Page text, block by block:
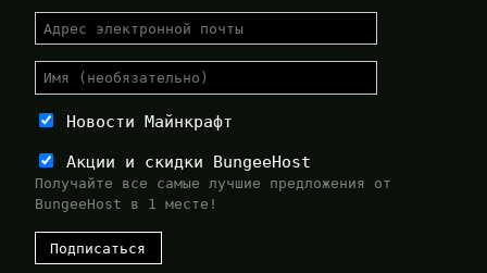
Новости Майнкрафт
Акции и скидки BungeeHost
Получайте все самые лучшие предложения от
BungeeHost в 1 месте!